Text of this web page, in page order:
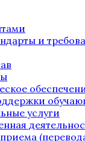
и
услуги